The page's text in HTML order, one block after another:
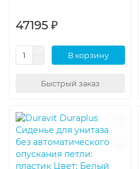
47195 ₽
В корзину
Быстрый заказ